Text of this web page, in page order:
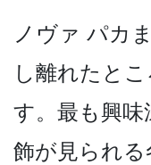
ノヴァ パカ
し離れたと
す。最も興味­
飾が見られる